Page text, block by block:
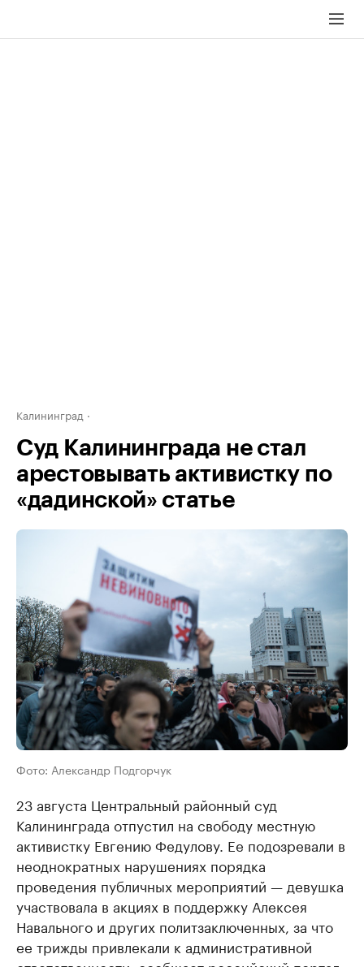
Калининград
Суд Калининграда не стал
арестовывать активистку по
«дадинской» статье
Фото: Александр Подгорчук
23 августа Центральный районный суд
Калининграда отпустил на свободу местную
активистку Евгению Федулову. Ее подозревали в
неоднократных нарушениях порядка
проведения публичных мероприятий — девушка
участвовала в акциях в поддержку Алексея
Навального и других политзаключенных, за что
ее трижды привлекали к административной